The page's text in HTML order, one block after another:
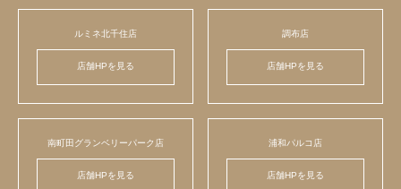
ルミネ北千住店
店舗HPを見る
調布店
店舗HPを見る
南町田グランベリーパーク店
店舗HPを見る
浦和パルコ店
店舗HPを見る